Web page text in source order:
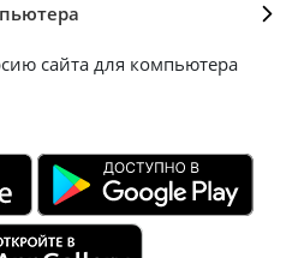
сайта для компьютера